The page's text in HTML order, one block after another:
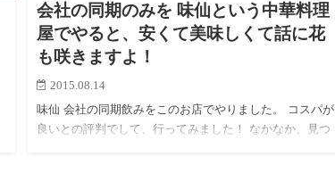
会社の同期のみを 味仙という中華料理
屋でやると、安くて美味しくて話に花
も咲きますよ！
2015.08.14
味仙 会社の同期飲みをこのお店でやりました。 コスパが
良いとの評判でして、行ってみました！ なかなか、見つ